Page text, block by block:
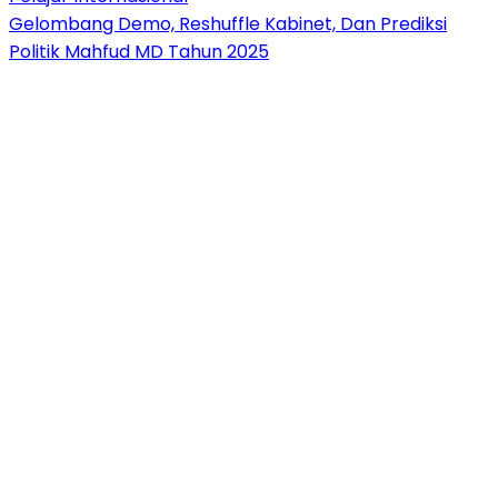
Gelombang Demo, Reshuffle Kabinet, Dan Prediksi
Politik Mahfud MD Tahun 2025